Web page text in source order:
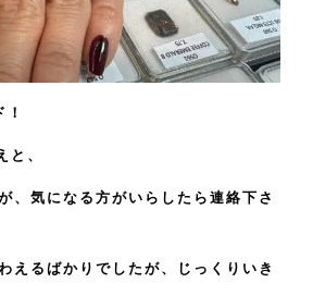
、
、気になる方がいらしたら連絡下さ
えるばかりでしたが、じっくりいき